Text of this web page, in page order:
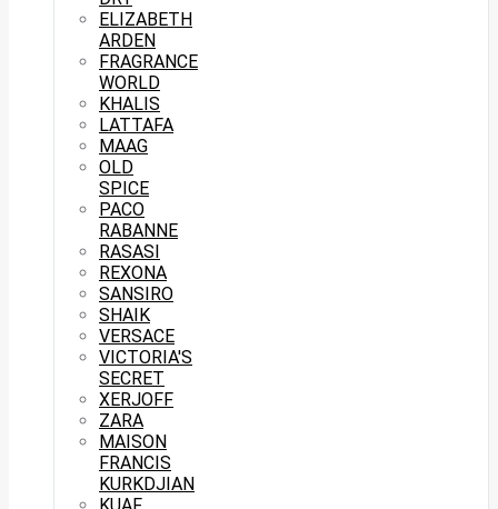
ELIZABETH
ARDEN
FRAGRANCE
WORLD
KHALIS
LATTAFA
MAAG
OLD
SPICE
PACO
RABANNE
RASASI
REXONA
SANSIRO
SHAIK
VERSACE
VICTORIA'S
SECRET
XERJOFF
ZARA
MAISON
FRANCIS
KURKDJIAN